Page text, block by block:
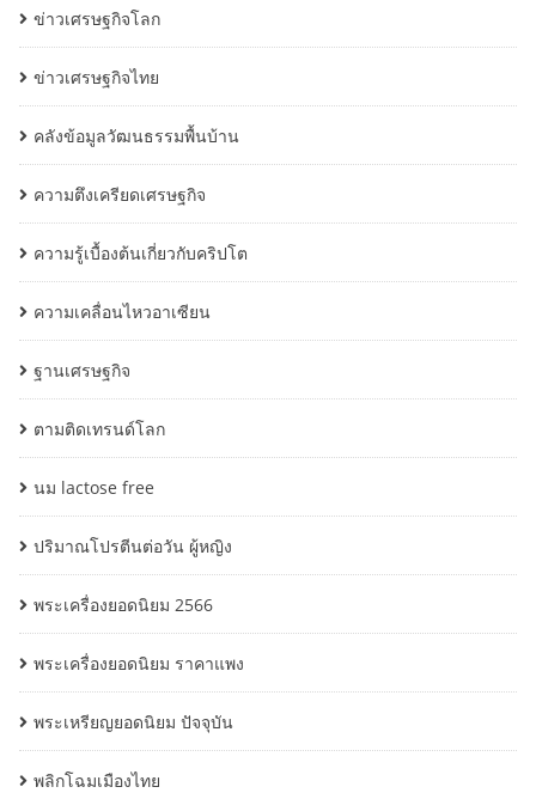
ข่าวเศรษฐกิจโลก
ข่าวเศรษฐกิจไทย
คลังข้อมูลวัฒนธรรมพื้นบ้าน
ความตึงเครียดเศรษฐกิจ
ความรู้เบื้องต้นเกี่ยวกับคริปโต
ความเคลื่อนไหวอาเซียน
ฐานเศรษฐกิจ
ตามติดเทรนด์โลก
นม lactose free
ปริมาณโปรตีนต่อวัน ผู้หญิง
พระเครื่องยอดนิยม 2566
พระเครื่องยอดนิยม ราคาแพง
พระเหรียญยอดนิยม ปัจจุบัน
พลิกโฉมเมืองไทย